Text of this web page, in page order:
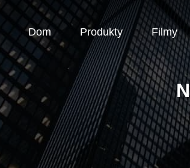
Dom Produkty Filmy